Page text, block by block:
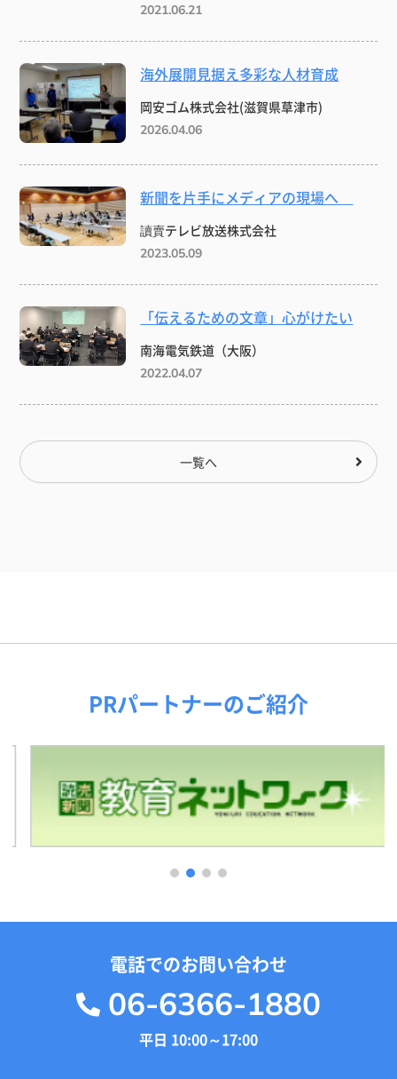
2021.06.21
海外展開見据え多彩な人材育成
岡安ゴム株式会社(滋賀県草津市)
2026.04.06
新聞を片手にメディアの現場へ
讀賣テレビ放送株式会社
2023.05.09
「伝えるための文章」心がけたい
南海電気鉄道（大阪）
2022.04.07
一覧へ
PRパートナーのご紹介
1 2 3
電話でのお問い合わせ
06-6366-1880
平日 10:00～17:00